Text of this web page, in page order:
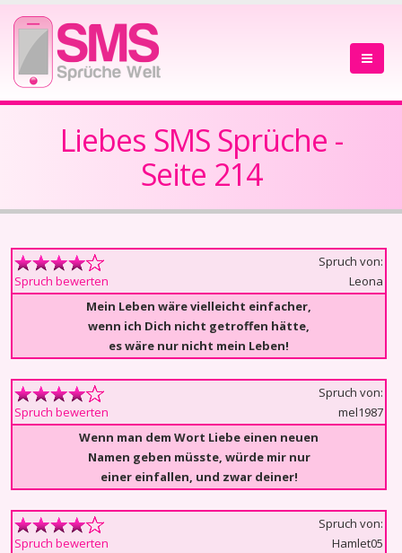
Liebes SMS Sprüche -
Seite 214
Spruch bewerten
Spruch von:
Leona
Mein Leben wäre vielleicht einfacher,
wenn ich Dich nicht getroffen hätte,
es wäre nur nicht mein Leben!
Spruch bewerten
Spruch von:
mel1987
Wenn man dem Wort Liebe einen neuen
Namen geben müsste, würde mir nur
einer einfallen, und zwar deiner!
Spruch bewerten
Spruch von:
Hamlet05